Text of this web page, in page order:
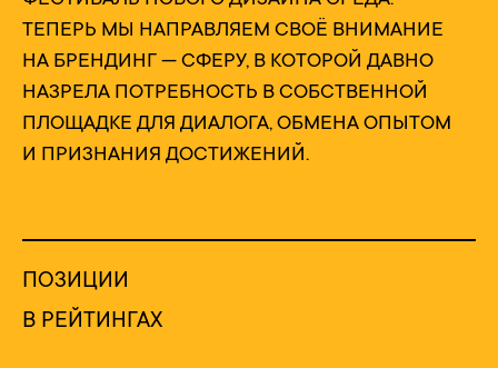
ТЕПЕРЬ МЫ НАПРАВЛЯЕМ СВОЁ ВНИМАНИЕ
НА БРЕНДИНГ — СФЕРУ, В КОТОРОЙ ДАВНО
НАЗРЕЛА ПОТРЕБНОСТЬ В СОБСТВЕННОЙ
ПЛОЩАДКЕ ДЛЯ ДИАЛОГА, ОБМЕНА ОПЫТОМ
И ПРИЗНАНИЯ ДОСТИЖЕНИЙ.
ПОЗИЦИИ
В РЕЙТИНГАХ